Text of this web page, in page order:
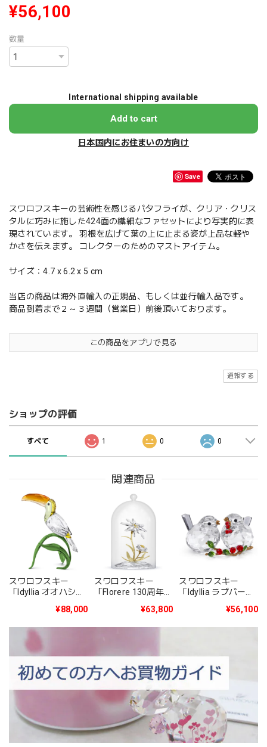
¥56,100
数量
International shipping available
Add to cart
日本国内にお住まいの方向け
Save
スワロフスキーの芸術性を感じるバタフライが、クリア・クリス
タルに巧みに施した424面の繊細なファセットにより写実的に表
現されています。 羽根を広げて葉の上に止まる姿が上品な軽や
かさを伝えます。 コレクターのためのマストアイテム。
サイズ：4.7 x 6.2 x 5 cm
当店の商品は海外直輸入の正規品、もしくは並行輸入品です。
商品到着まで２～３週間（営業日）前後頂いております。
この商品をアプリで見る
通報する
ショップの評価
すべて 1 0 0
関連商品
スワロフスキー
「Idyllia オオハシ」
¥88,000
スワロフスキー
「Florere 130周年記
¥63,800
スワロフスキー
「Idyllia ラブバード
¥56,100